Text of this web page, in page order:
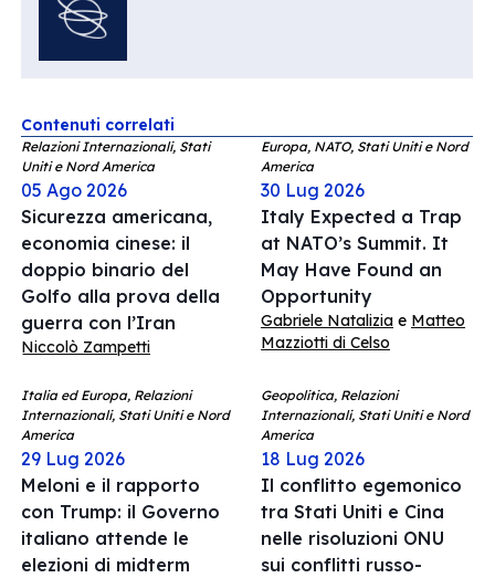
Contenuti correlati
Relazioni Internazionali, Stati
Uniti e Nord America
05 Ago 2026
Sicurezza americana,
economia cinese: il
doppio binario del
Golfo alla prova della
guerra con l’Iran
Niccolò Zampetti
Europa, NATO, Stati Uniti e Nord
America
30 Lug 2026
Italy Expected a Trap
at NATO’s Summit. It
May Have Found an
Opportunity
Gabriele Natalizia e Matteo
Mazziotti di Celso
Italia ed Europa, Relazioni
Internazionali, Stati Uniti e Nord
America
29 Lug 2026
Meloni e il rapporto
con Trump: il Governo
italiano attende le
elezioni di midterm
Geopolitica, Relazioni
Internazionali, Stati Uniti e Nord
America
18 Lug 2026
Il conflitto egemonico
tra Stati Uniti e Cina
nelle risoluzioni ONU
sui conflitti russo-